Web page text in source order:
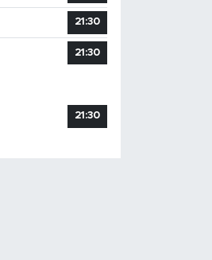
21:30
21:30
21:30